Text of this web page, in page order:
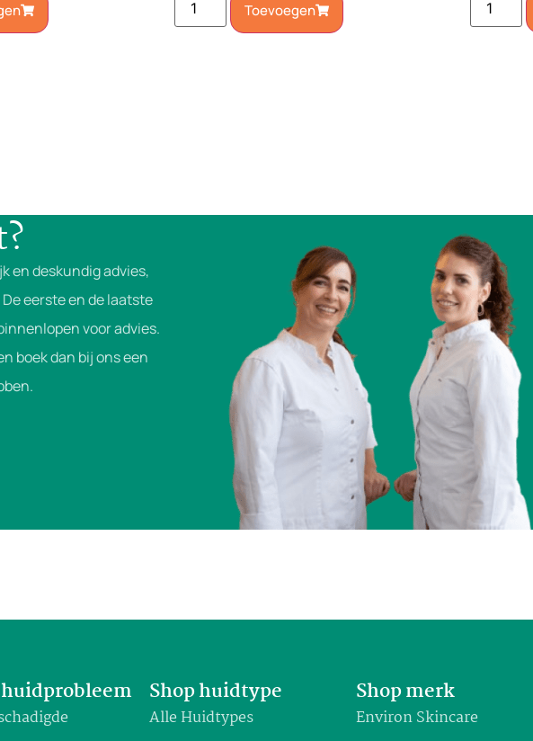
Toevoegen
en deskundig advies,
eerste en de laatste
voor advies.
boek dan bij ons een
Shop huidtype
Alle Huidtypes
Shop merk
Environ Skincare